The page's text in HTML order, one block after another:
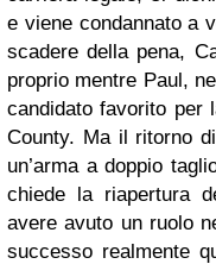
e viene condannato a
scadere della pena,
proprio mentre Paul,
candidato favorito per
County. Ma il ritorno
un’arma a doppio
chiede la riapertura
avere avuto un ruolo
successo realmente